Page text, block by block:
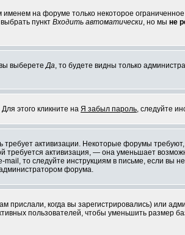
на форуме только некоторое
пункт Входить автоматически, но мы не
выберетеДа, то будете видны только
этого кликните на Я забыл пароль, следуйте
активизации. Некоторые форумы
требуется активизация, — она уменьшает
то следуйте инструкциям в письме, если вы
форума.
когда вы зарегистрировались) или
пользователей, чтобы уменьшить размер